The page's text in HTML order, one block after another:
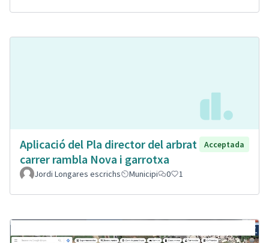
Aplicació del Pla director del arbrat
carrer rambla Nova i garrotxa
Acceptada
Jordi Longares escrichs Municipi 0 1